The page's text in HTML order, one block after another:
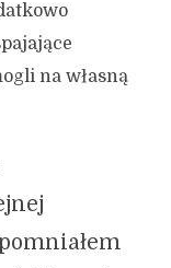
na własną